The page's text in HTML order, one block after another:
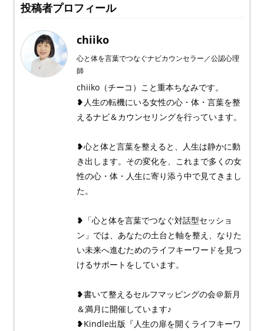
投稿者プロフィール
chiiko
心と体を言葉でつなぐナビカウンセラー／公認心理
師
chiiko（チーコ）こと重本ちなみです。
❥人生の転機にいる女性の心・体・言葉を整
えるナビ＆カウンセリングを行っています。
❥心と体と言葉を整えると、人生は静かに動
き出します。その変化を、これまで多くの女
性の心・体・人生に寄り添う中で見てきまし
た。
❥「心と体を言葉でつなぐ対話型セッショ
ン」では、あなたの土台と軸を整え、なりた
い未来へ進むためのライフキーワードを見つ
けるサポートをしています。
❥書いて整えるセルフマッピングの会＠新月
＆満月に開催しています♪
❥Kindle出版『人生の扉を開くライフキーワ